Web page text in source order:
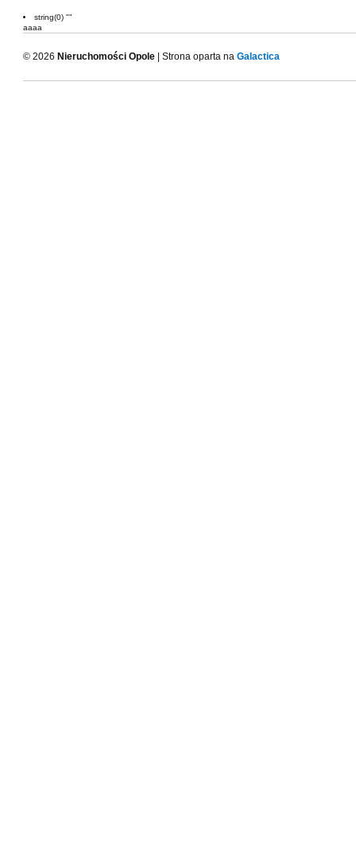
string(0) ""
aaaa
© 2026 Nieruchomości Opole | Strona oparta na Galactica